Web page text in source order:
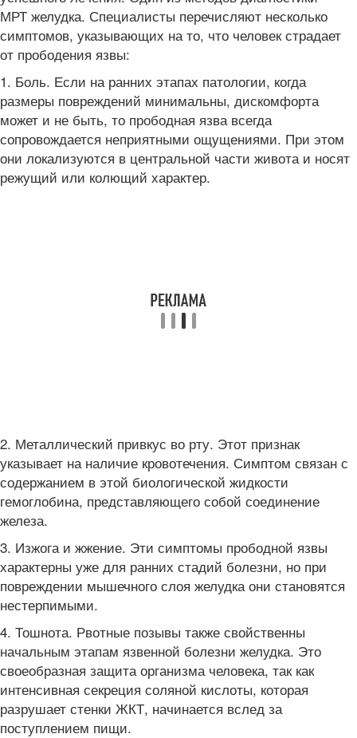
МРТ желудка. Специалисты перечисляют несколько
симптомов, указывающих на то, что человек страдает
от прободения язвы:
1. Боль. Если на ранних этапах патологии, когда
размеры повреждений минимальны, дискомфорта
может и не быть, то прободная язва всегда
сопровождается неприятными ощущениями. При этом
они локализуются в центральной части живота и носят
режущий или колющий характер.
2. Металлический привкус во рту. Этот признак
указывает на наличие кровотечения. Симптом связан с
содержанием в этой биологической жидкости
гемоглобина, представляющего собой соединение
железа.
3. Изжога и жжение. Эти симптомы прободной язвы
характерны уже для ранних стадий болезни, но при
повреждении мышечного слоя желудка они становятся
нестерпимыми.
4. Тошнота. Рвотные позывы также свойственны
начальным этапам язвенной болезни желудка. Это
своеобразная защита организма человека, так как
интенсивная секреция соляной кислоты, которая
разрушает стенки ЖКТ, начинается вслед за
поступлением пищи.